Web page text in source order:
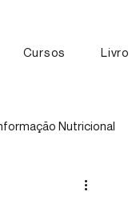
Cursos Livro
Nutricional